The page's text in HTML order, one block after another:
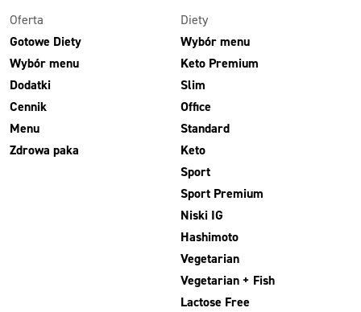
Oferta
Gotowe Diety
Wybór menu
Dodatki
Cennik
Menu
Zdrowa paka
Diety
Wybór menu
Keto Premium
Slim
Office
Standard
Keto
Sport
Sport Premium
Niski IG
Hashimoto
Vegetarian
Vegetarian + Fish
Lactose Free